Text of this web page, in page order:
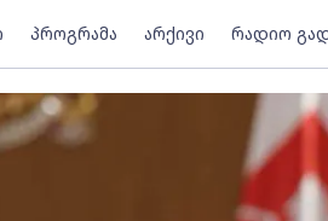
პროგრამა არქივი რადიო